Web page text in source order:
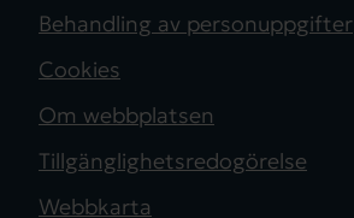
Behandling av personuppgifter
Cookies
Om webbplatsen
Tillgänglighetsredogörelse
Webbkarta